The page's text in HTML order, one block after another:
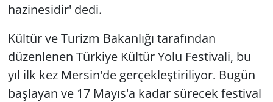
hazinesidir' dedi.
Kültür ve Turizm Bakanlığı tarafından
düzenlenen Türkiye Kültür Yolu Festivali, bu
yıl ilk kez Mersin'de gerçekleştiriliyor. Bugün
başlayan ve 17 Mayıs'a kadar sürecek festival